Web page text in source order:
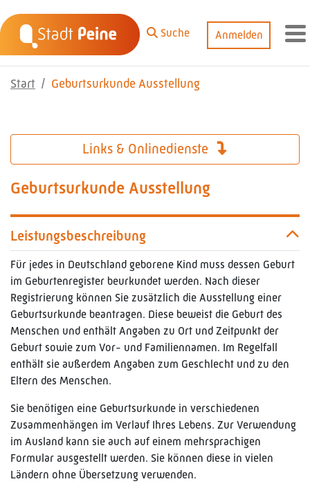
Zum Hauptinhalt springen
Suche
Anmelden
Start Geburtsurkunde Ausstellung
Links & Onlinedienste
Geburtsurkunde Ausstellung
Leistungsbeschreibung
Für jedes in Deutschland geborene Kind muss dessen Geburt
im Geburtenregister beurkundet werden. Nach dieser
Registrierung können Sie zusätzlich die Ausstellung einer
Geburtsurkunde beantragen. Diese beweist die Geburt des
Menschen und enthält Angaben zu Ort und Zeitpunkt der
Geburt sowie zum Vor- und Familiennamen. Im Regelfall
enthält sie außerdem Angaben zum Geschlecht und zu den
Eltern des Menschen.
Sie benötigen eine Geburtsurkunde in verschiedenen
Zusammenhängen im Verlauf Ihres Lebens. Zur Verwendung
im Ausland kann sie auch auf einem mehrsprachigen
Formular ausgestellt werden. Sie können diese in vielen
Ländern ohne Übersetzung verwenden.